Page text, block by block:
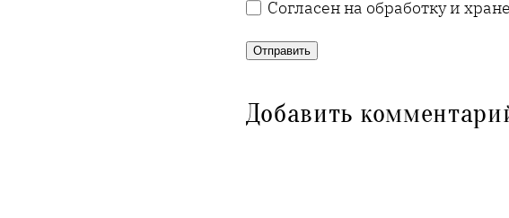
Согласен на обработку и
Отправить
Добавить